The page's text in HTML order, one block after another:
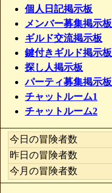
個人日記掲示板
メンバー募集掲示板
ギルド交流掲示板
鍵付きギルド掲示板
探し人掲示板
パーティ募集掲示板
チャットルーム1
チャットルーム2
今日の冒険者数
昨日の冒険者数
今月の冒険者数